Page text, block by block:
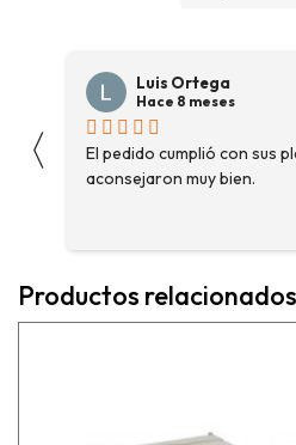
〈
Luis Ortega
Hace 8 meses
El pedido cumplió con sus
aconsejaron muy bien.
Productos relacionados